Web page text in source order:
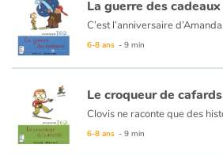
La guerre des cadeaux
6-8 ans - 9 min
Le croqueur de cafards
6-8 ans - 9 min